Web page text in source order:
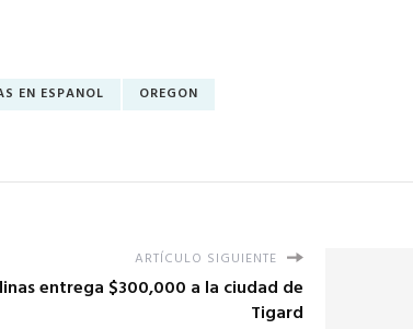
EN ESPANOL OREGON
ARTÍCULO SIGUIENTE
entrega $300,000 a la ciudad de
Tigard